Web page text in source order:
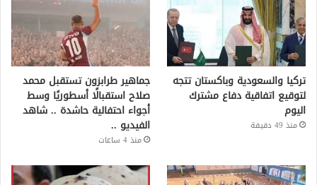
تركيا والسعودية وباكستان تتجه
لتوقيع اتفاقية دفاع مشترك
اليوم
منذ 49 دقيقة
جماهير طرابزون تستقبل محمد
صلاح استقبالًا أسطوريًا وسط
أجواء احتفالية حاشدة .. شاهد
الفيديو ..
منذ 4 ساعات